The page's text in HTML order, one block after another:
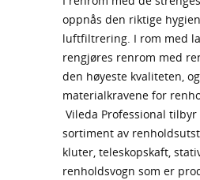
oppnås den riktige
luftfiltrering. I rom med
rengjøres renrom med
den høyeste kvaliteten,
materialkravene for
Vileda Professional
sortiment av
kluter, teleskopskaft,
renholdsvogn som er